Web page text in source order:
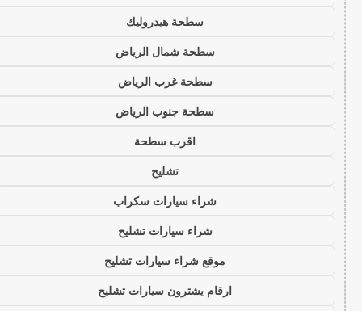
سطحة هيدروليك
سطحة شمال الرياض
سطحة غرب الرياض
سطحة جنوب الرياض
اقرب سطحة
تشليح
شراء سيارات سكراب
شراء سيارات تشليح
موقع شراء سيارات تشليح
ارقام يشترون سيارات تشليح